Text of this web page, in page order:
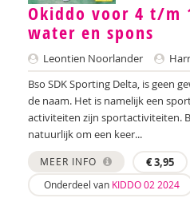
Nienke van Heerde
Josette Hoex
Simone den Hollander
Dawn Huebner
Corina Hulsman
Sherita Jager
Okiddo voor 4 t/m
water en spons
Leontien Noorlander
Bso SDK Sporting Delta, is geen
de naam. Het is namelijk een
activiteiten zijn sportactiviteiten.
natuurlijk om een keer...
MEER INFO €3,95
Onderdeel van KIDDO 02 2024